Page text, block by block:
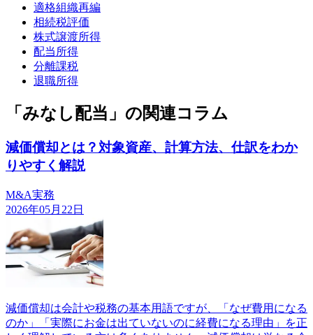
適格組織再編
相続税評価
株式譲渡所得
配当所得
分離課税
退職所得
「みなし配当」の関連コラム
減価償却とは？対象資産、計算方法、仕訳をわか
りやすく解説
M&A実務
2026年05月22日
減価償却は会計や税務の基本用語ですが、「なぜ費用になる
のか」「実際にお金は出ていないのに経費になる理由」を正